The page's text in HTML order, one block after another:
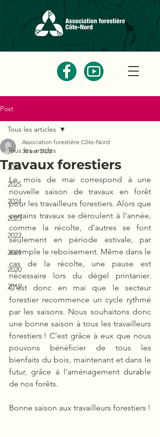
Post
Tous les articles
2026
2025
2024
2023
2022
2021
2020
2019
Tous les articles
Travaux forestiers
Association forestière Côte-Nord
30 avr. 2022
Le mois de mai correspond à une
nouvelle saison de travaux en forêt
pour les travailleurs forestiers. Alors que
certains travaux se déroulent à l’année,
comme la récolte, d’autres se font
seulement en période estivale, par
exemple le reboisement. Même dans le
cas de la récolte, une pause est
nécessaire lors du dégel printanier.
C’est donc en mai que le secteur
forestier recommence un cycle rythmé
par les saisons. Nous souhaitons donc
une bonne saison à tous les travailleurs
forestiers ! C’est grâce à eux que nous
pouvons bénéficier de tous les
bienfaits du bois, maintenant et dans le
futur, grâce à l’aménagement durable
de nos forêts.
Bonne saison aux travailleurs forestiers !